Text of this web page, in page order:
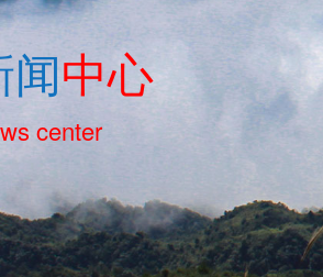
闻中心
center